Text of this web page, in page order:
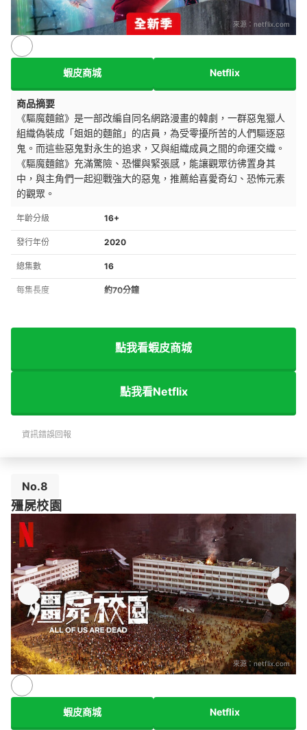
來源： netflix.com
蝦皮商城 Netflix
商品摘要
《驅魔麵館》是一部改編自同名網路漫畫的韓劇，一群惡鬼獵人
組織偽裝成「姐姐的麵館」的店員，為受零擾所苦的人們驅逐惡
鬼。而這些惡鬼對永生的追求，又與組織成員之間的命運交織。
《驅魔麵館》充滿驚險、恐懼與緊張感，能讓觀眾彷彿置身其
中，與主角們一起迎戰強大的惡鬼，推薦給喜愛奇幻、恐怖元素
的觀眾。
年齡分級 16+
發行年份 2020
總集數 16
每集長度 約70分鐘
點我看蝦皮商城
點我看Netflix
資訊錯誤回報
No.8
殭屍校園
來源：netflix.com
蝦皮商城 Netflix